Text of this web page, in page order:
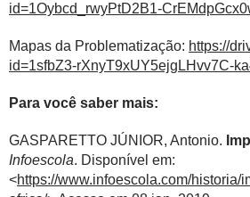
id=1Oybcd_rwyPtD2B1-
Mapas da Problematização: https://
id=1sfbZ3-rXnyT9xUY5ejgLHvv7C-
Para você saber mais:
GASPARETTO JÚNIOR, Antonio.
Infoescola. Disponível em:
<https://www.infoescola.com/historia/